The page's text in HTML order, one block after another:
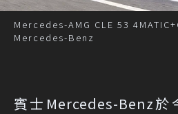
Mercedes-AMG CLE 53
Mercedes-Benz
賓士Mercedes-Benz於